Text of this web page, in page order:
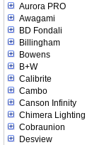
Aurora PRO
Awagami
BD Fondali
Billingham
Bowens
B+W
Calibrite
Cambo
Canson Infinity
Chimera Lighting
Cobraunion
Desview